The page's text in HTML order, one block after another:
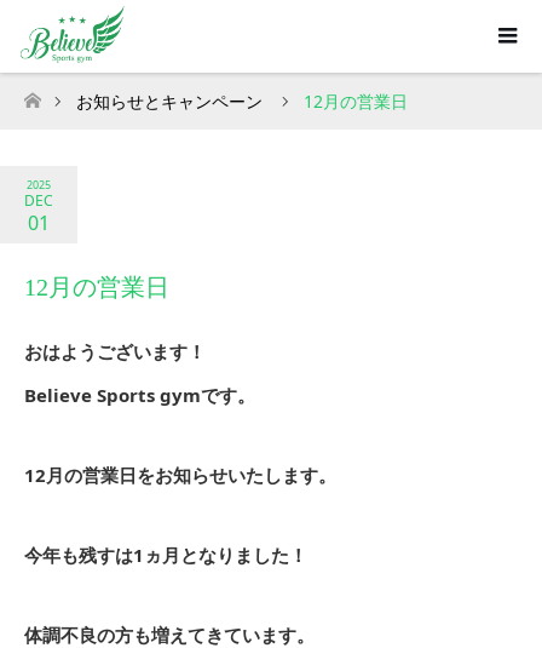
ホーム
お知らせとキャンペーン 12月の営業日
2025
DEC
01
12月の営業日
おはようございます！
Believe Sports gymです。
12月の営業日をお知らせいたします。
今年も残すは1ヵ月となりました！
体調不良の方も増えてきています。